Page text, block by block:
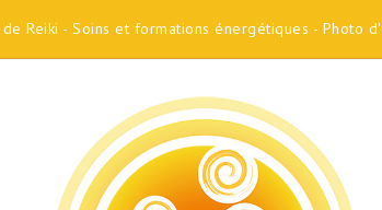
Reiki - Soins et formations énergétiques - Photo